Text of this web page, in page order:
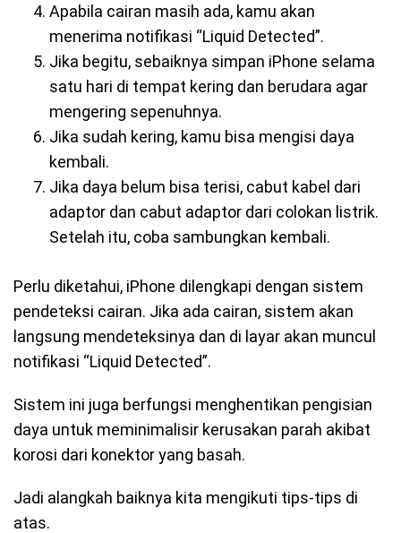
Apabila cairan masih ada, kamu akan
menerima notifikasi “Liquid Detected”.
Jika begitu, sebaiknya simpan iPhone selama
satu hari di tempat kering dan berudara agar
mengering sepenuhnya.
Jika sudah kering, kamu bisa mengisi daya
kembali.
Jika daya belum bisa terisi, cabut kabel dari
adaptor dan cabut adaptor dari colokan listrik.
Setelah itu, coba sambungkan kembali.
Perlu diketahui, iPhone dilengkapi dengan sistem
pendeteksi cairan. Jika ada cairan, sistem akan
langsung mendeteksinya dan di layar akan muncul
notifikasi “Liquid Detected”.
Sistem ini juga berfungsi menghentikan pengisian
daya untuk meminimalisir kerusakan parah akibat
korosi dari konektor yang basah.
Jadi alangkah baiknya kita mengikuti tips-tips di
atas.